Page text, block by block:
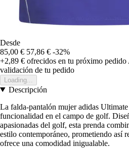
Desde
85,00 € 57,86 € -32%
+2,89 € ofrecidos en tu próximo pedido
validación de tu pedido
Loading...
Descripción
La falda-pantalón mujer adidas
funcionalidad en el campo de golf.
apasionadas del golf, esta prenda
estilo contemporáneo, prometiendo así
ofrece una comodidad inigualable.